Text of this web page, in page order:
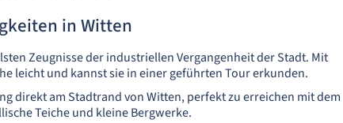
in Witten
Zeugnisse der industriellen Vergangenheit der Stadt. Mit
leicht und kannst sie in einer geführten Tour erkunden.
direkt am Stadtrand von Witten, perfekt zu erreichen mit dem
Teiche und kleine Bergwerke.